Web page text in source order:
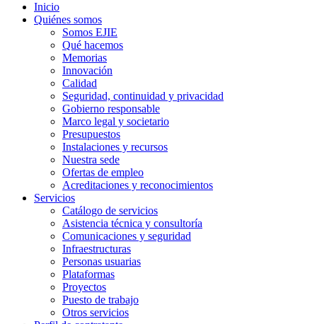
Inicio
Quiénes somos
Somos EJIE
Qué hacemos
Memorias
Innovación
Calidad
Seguridad, continuidad y privacidad
Gobierno responsable
Marco legal y societario
Presupuestos
Instalaciones y recursos
Nuestra sede
Ofertas de empleo
Acreditaciones y reconocimientos
Servicios
Catálogo de servicios
Asistencia técnica y consultoría
Comunicaciones y seguridad
Infraestructuras
Personas usuarias
Plataformas
Proyectos
Puesto de trabajo
Otros servicios